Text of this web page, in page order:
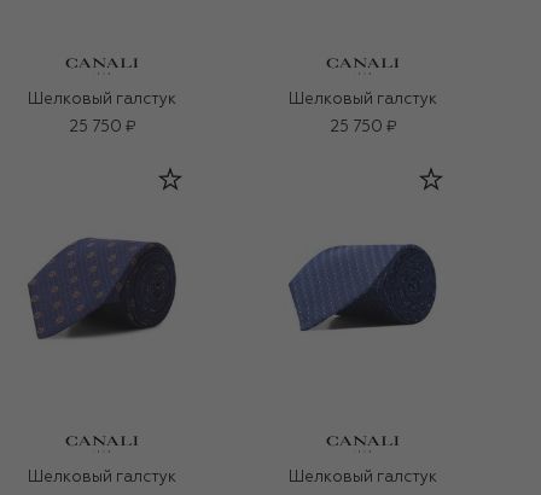
Шелковый галстук
25 750 ₽
Шелковый галстук
25 750 ₽
Шелковый галстук
Шелковый галстук